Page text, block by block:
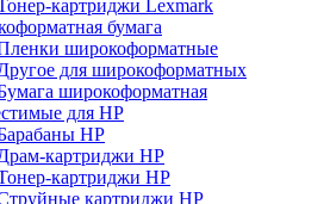
картриджи Lexmark
бумага
широкоформатные
для широкоформатных
широкоформатная
для HP
HP
картриджи HP
картриджи HP
картриджи HP